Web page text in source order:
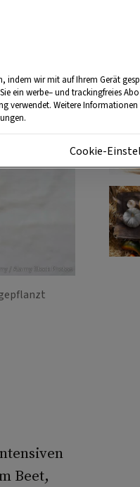
/ Alamy Stock Photos
Beet,
indem wir mit auf Ihrem Gerät
ein werbe– und trackingfreies
verwendet. Weitere Informationen
Cookie-